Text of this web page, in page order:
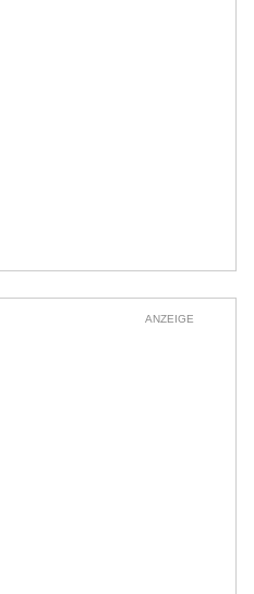
ANZEIGE